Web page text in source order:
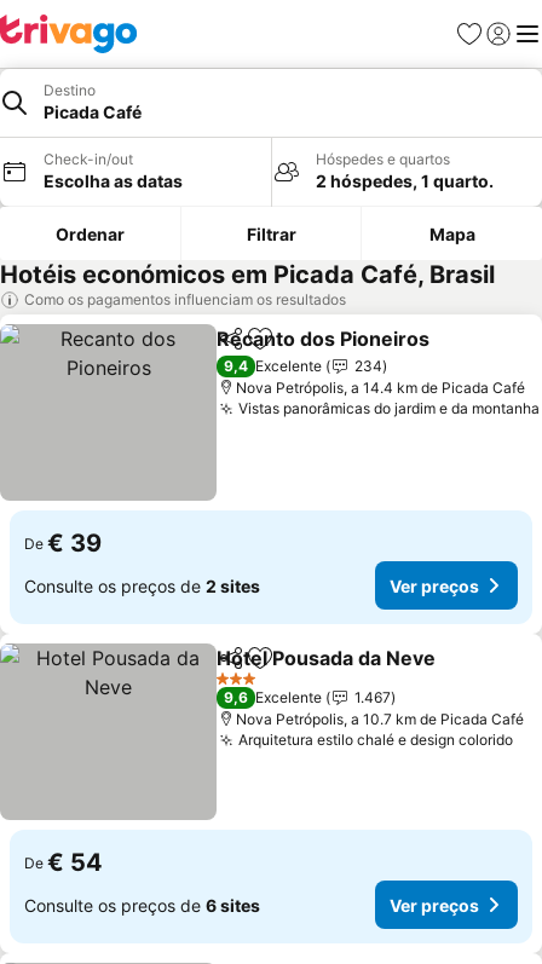
Favoritos
Iniciar
Destino
Picada Café
Check-in/out
Escolha as datas
Hóspedes e quartos
2 hóspedes, 1 quarto.
Ordenar Filtrar Mapa
Hotéis económicos em Picada Café, Brasil
Como os pagamentos influenciam os resultados
PartilharAdicionar aos favoritos
Recanto dos Pioneiros
9,4 Excelente
234
Nova Petrópolis, a 14.4 km de Picada Café
Vistas panorâmicas do jardim e da montanha
De € 39
Consulte os preços de 2 sites Ver preços
PartilharAdicionar aos favoritos
Hotel Pousada da Neve
3 Estrelas
9,6 Excelente
1.467
Nova Petrópolis, a 10.7 km de Picada Café
Arquitetura estilo chalé e design colorido
De € 54
Consulte os preços de 6 sites Ver preços